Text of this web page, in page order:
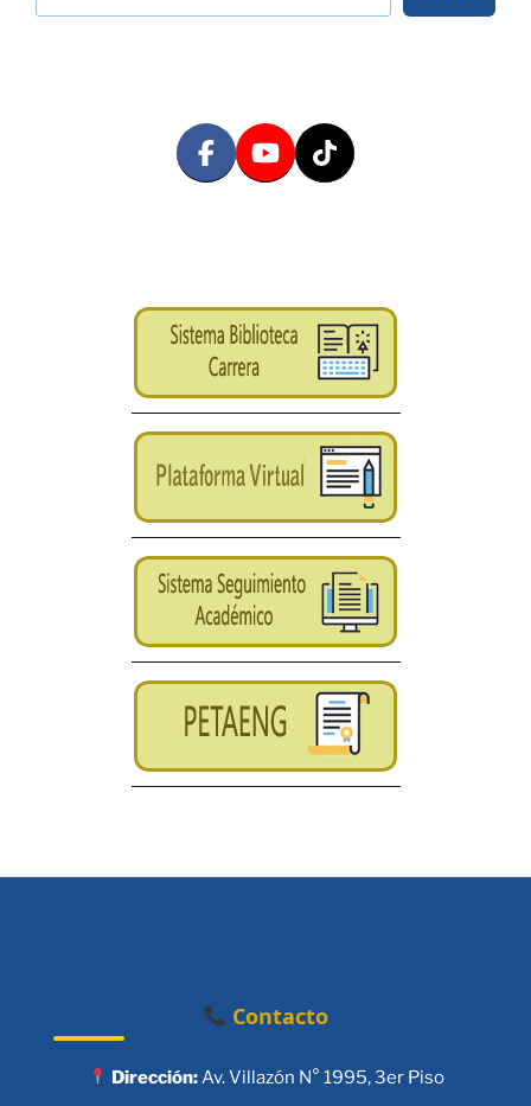
Contacto
Dirección:Av. Villazón N° 1995, 3er Piso